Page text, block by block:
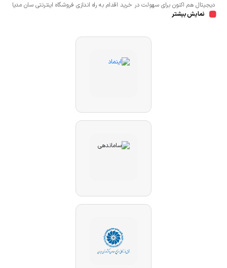
دیجیتال هم اکنون برای سهولت در خرید اقدام به راه اندازی فروشگاه اینترنتی سان مدیا
نموده است تا مشتریان عزیز یک خرید راحت و مطمئن با بهترین قیمت را تجربه
در اصفهان به صورت حضوری و یا اینترنتی اقدام نمائید.
نمایش بیشتر